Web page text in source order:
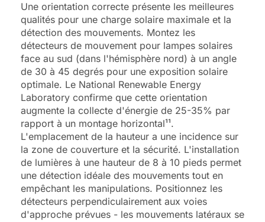
Une orientation correcte présente les meilleures
qualités pour une charge solaire maximale et la
détection des mouvements. Montez les
détecteurs de mouvement pour lampes solaires
face au sud (dans l'hémisphère nord) à un angle
de 30 à 45 degrés pour une exposition solaire
optimale. Le National Renewable Energy
Laboratory confirme que cette orientation
augmente la collecte d'énergie de 25-35% par
rapport à un montage horizontal¹¹.
L'emplacement de la hauteur a une incidence sur
la zone de couverture et la sécurité. L'installation
de lumières à une hauteur de 8 à 10 pieds permet
une détection idéale des mouvements tout en
empêchant les manipulations. Positionnez les
détecteurs perpendiculairement aux voies
d'approche prévues - les mouvements latéraux se